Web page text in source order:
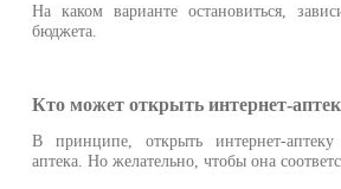
На каком варианте остановиться,
бюджета.
Кто может открыть интернет-
В принципе, открыть интернет-
аптека. Но желательно, чтобы она